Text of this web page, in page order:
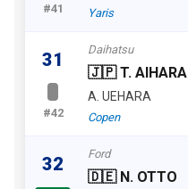
#41 Yaris
31
#42
Daihatsu
🇯🇵 T. AIHARA
A. UEHARA
Copen
32 Ford
🇩🇪 N. OTTO